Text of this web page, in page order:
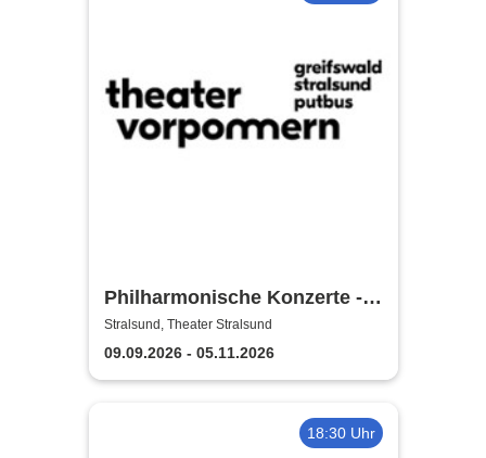
Philharmonische Konzerte -
Theater Vorpommern
Stralsund, Theater Stralsund
09.09.2026 - 05.11.2026
18:30 Uhr